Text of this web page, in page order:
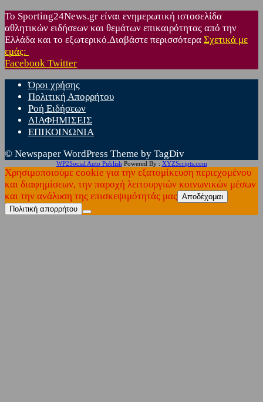
Το Sporting24News.gr είναι ενημερωτική ιστοσελίδα
αθλητικών ειδήσεων και θεμάτων επικαιρότητας από την
Ελλάδα και το εξωτερικό.Διαβάστε περισσότερα Σχετικά με
εμάς:
Facebook Twitter
Όροι χρήσης
Πολιτική Απορρήτου
Ροή Ειδήσεων
ΔΙΑΦΗΜΙΣΕΙΣ
ΕΠΙΚΟΙΝΩΝΙΑ
© Newspaper WordPress Theme by TagDiv
WP2Social Auto Publish Powered By : XYZScripts.com
Χρησιμοποιούμε cookie για την εξατομίκευση περιεχομένου
και διαφημίσεων, την παροχή λειτουργιών κοινωνικών μέσων
και την ανάλυση της επισκεψιμότητάς μας Αποδέχομαι
Πολιτική απορρήτου